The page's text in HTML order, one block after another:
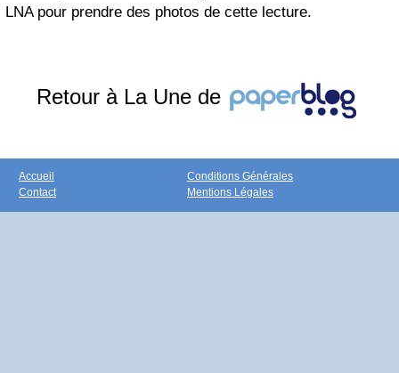
LNA pour prendre des photos de cette lecture.
Retour à La Une de
Accueil
Contact
Conditions Générales
Mentions Légales